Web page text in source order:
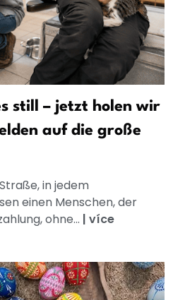
still – jetzt holen wir
auf die große
in jedem
einen Menschen, der
ohne... | více